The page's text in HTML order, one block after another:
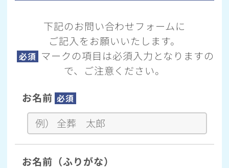
下記のお問い合わせフォームに
ご記入をお願いいたします。
必須 マークの項目は必須入力となりますの
で、ご注意ください。
お名前 必須
お名前（ふりがな）